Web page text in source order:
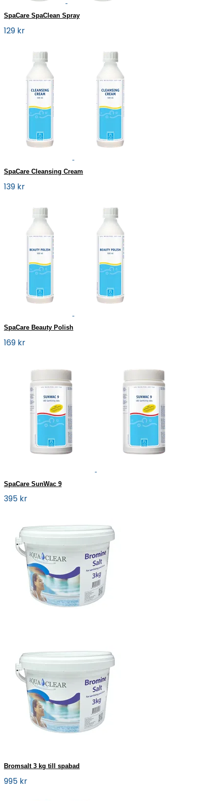
SpaCare SpaClean Spray
129 kr
SpaCare Cleansing Cream
139 kr
SpaCare Beauty Polish
169 kr
SpaCare SunWac 9
395 kr
Bromsalt 3 kg till spabad
995 kr